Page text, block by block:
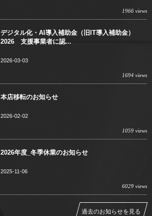
1966 views
デジタル化・AI導入補助金（旧IT導入補助金）
2026 支援事業者に認...
2026-03-03
1694 views
本店移転のお知らせ
2026-02-02
1059 views
2026年度_冬季休業のお知らせ
2025-11-06
6029 views
過去のお知らせを見る